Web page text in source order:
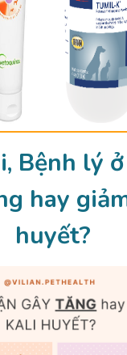
Bệnh lý
hay
huyết?